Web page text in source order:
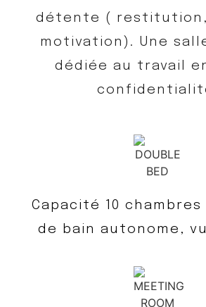
détente (
motivation). Une
dédiée au travail
Capacité 10 chambres
de bain autonome,